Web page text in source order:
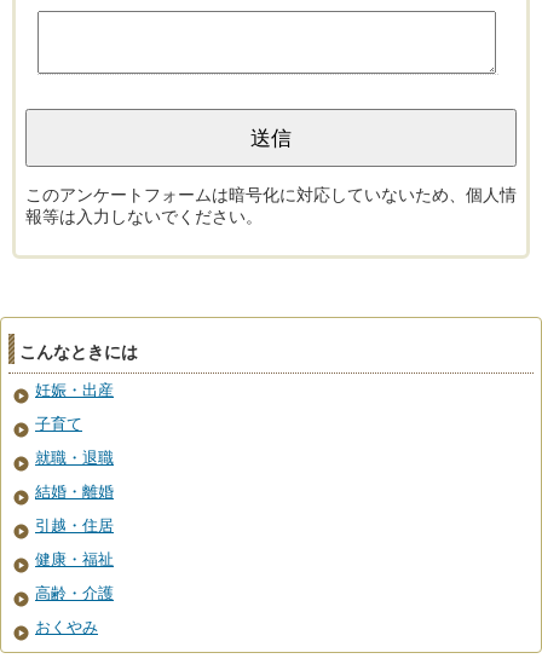
このアンケートフォームは暗号化に対応していないため、個人情
報等は入力しないでください。
こんなときには
妊娠・出産
子育て
就職・退職
結婚・離婚
引越・住居
健康・福祉
高齢・介護
おくやみ